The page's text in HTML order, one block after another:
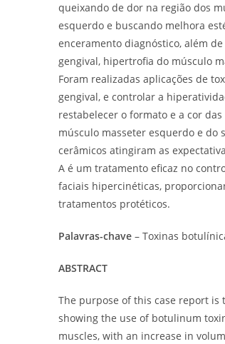
queixando de dor na região dos
esquerdo e buscando melhora
enceramento diagnóstico, além
gengival, hipertrofia do músculo
Foram realizadas aplicações de
gengival, e controlar a
restabelecer o formato e a cor
músculo masseter esquerdo e do
cerâmicos atingiram as
A é um tratamento eficaz no
faciais hipercinéticas,
tratamentos protéticos.
Palavras-chave – Toxinas
ABSTRACT
The purpose of this case report
showing the use of botulinum
muscles, with an increase in